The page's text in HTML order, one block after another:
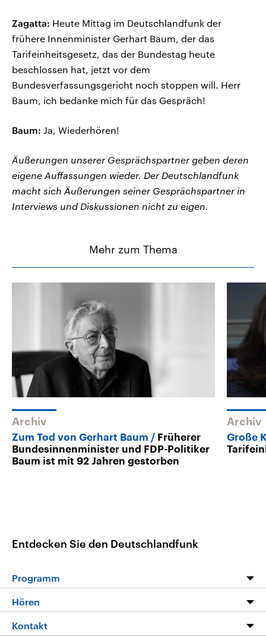
Zagatta: Heute Mittag im Deutschlandfunk der
frühere Innenminister Gerhart Baum, der das
Tarifeinheitsgesetz, das der Bundestag heute
beschlossen hat, jetzt vor dem
Bundesverfassungsgericht noch stoppen will. Herr
Baum, ich bedanke mich für das Gespräch!
Baum: Ja, Wiederhören!
Äußerungen unserer Gesprächspartner geben deren
eigene Auffassungen wieder. Der Deutschlandfunk
macht sich Äußerungen seiner Gesprächspartner in
Interviews und Diskussionen nicht zu eigen.
Mehr zum Thema
Archiv
Zum Tod von Gerhart Baum
Früherer
Bundesinnenminister und FDP-Politiker
Baum ist mit 92 Jahren gestorben
Archiv
Große
Entdecken Sie den Deutschlandfunk
Programm
Programm
Hören
Livestream
Kontakt